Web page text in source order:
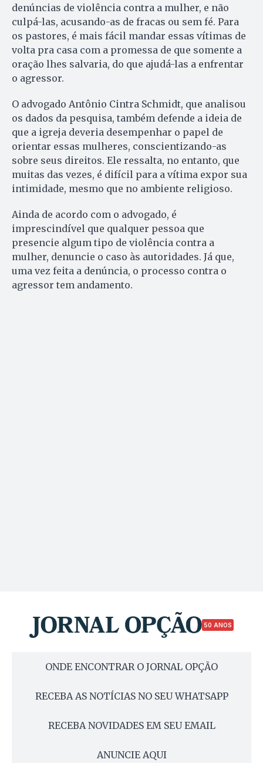
denúncias de violência contra a mulher, e não
culpá-las, acusando-as de fracas ou sem fé. Para
os pastores, é mais fácil mandar essas vítimas de
volta pra casa com a promessa de que somente a
oração lhes salvaria, do que ajudá-las a enfrentar
o agressor.
O advogado Antônio Cintra Schmidt, que analisou
os dados da pesquisa, também defende a ideia de
que a igreja deveria desempenhar o papel de
orientar essas mulheres, conscientizando-as
sobre seus direitos. Ele ressalta, no entanto, que
muitas das vezes, é difícil para a vítima expor sua
intimidade, mesmo que no ambiente religioso.
Ainda de acordo com o advogado, é
imprescindível que qualquer pessoa que
presencie algum tipo de violência contra a
mulher, denuncie o caso às autoridades. Já que,
uma vez feita a denúncia, o processo contra o
agressor tem andamento.
50 ANOS
ONDE ENCONTRAR O JORNAL OPÇÃO
RECEBA AS NOTÍCIAS NO SEU WHATSAPP
RECEBA NOVIDADES EM SEU EMAIL
ANUNCIE AQUI